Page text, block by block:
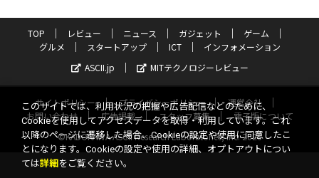
TOP レビュー ニュース ガジェット
ゲーム
グルメ
スタートアップ ICT
インフォメーション
ASCII.jp
MITテクノロジーレビュー
サイトポリシー プライバシーポリシー
運営会社
お問い合わせ
広告掲載 スタッフ募集
電子版について
©KADOKAWA ASCII Research Laboratories, Inc. 2026
このサイトでは、利用状況の把握や広告配信などのために、
Cookieを使用してアクセスデータを取得・利用しています。これ
以降のページに遷移した場合、Cookieの設定や使用に同意したこ
とになります。Cookieの設定や使用の詳細、オプトアウトについ
ては詳細 をご覧ください。